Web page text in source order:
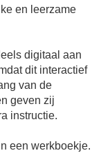
en leerzame
digitaal aan
dit interactief
van de
geven zij
instructie.
een werkboekje.